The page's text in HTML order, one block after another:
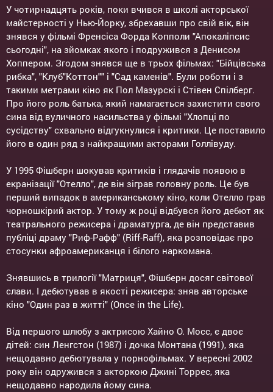
У чотирнадцять років, поки вчився в школі акторської
майстерності у Нью-Йорку, збрехавши про свій вік, він
знявся у фільмі Френсіса Форда Копполи "Апокаліпсис
сьогодні", на зйомках якого і подружився з Денисом
Хоппером. Згодом знявся ще в трьох фільмах: "Бійцівська
рибка", "Клуб"Коттон"" і "Сад каменів". Були роботи і з
такими метрами кіно як Пол Мазурскі і Стівен Спілберг.
Про його роль батька, який намагається захистити свого
сина від вуличного насильства у фільмі "Хлопці по
сусідству" схвально відгукнулися і критики. Це поставило
його в один ряд з найкращими акторами Голлівуду.
У 1995 Фішберн шокував критиків і глядачів появою в
екранізації "Отелло", де він зіграв головну роль. Це був
перший випадок в американському кіно, коли Отелло грав
чорношкірий актор. У тому ж році відбувся його дебют як
театрального режисера і драматурга, де він представив
публіці драму "Риф-Рафф" (Riff-Raff), яка розповідає про
стосунки афроамериканця і білого наркомана.
Знявшись в трилогії "Матриця", Фішберн досяг світової
слави. І дебютував в якості режисера: зняв авторське
кіно "Один раз в житті" (Once in the Life).
Від першого шлюбу з актрисою Хайно О. Мосс, є двоє
дітей: син Ленгстон (1987) і дочка Монтана (1991), яка
нещодавно дебютувала у порнофільмах. У вересні 2002
року він одружився з акторкою Джині Торрес, яка
нещодавно народила йому сина.